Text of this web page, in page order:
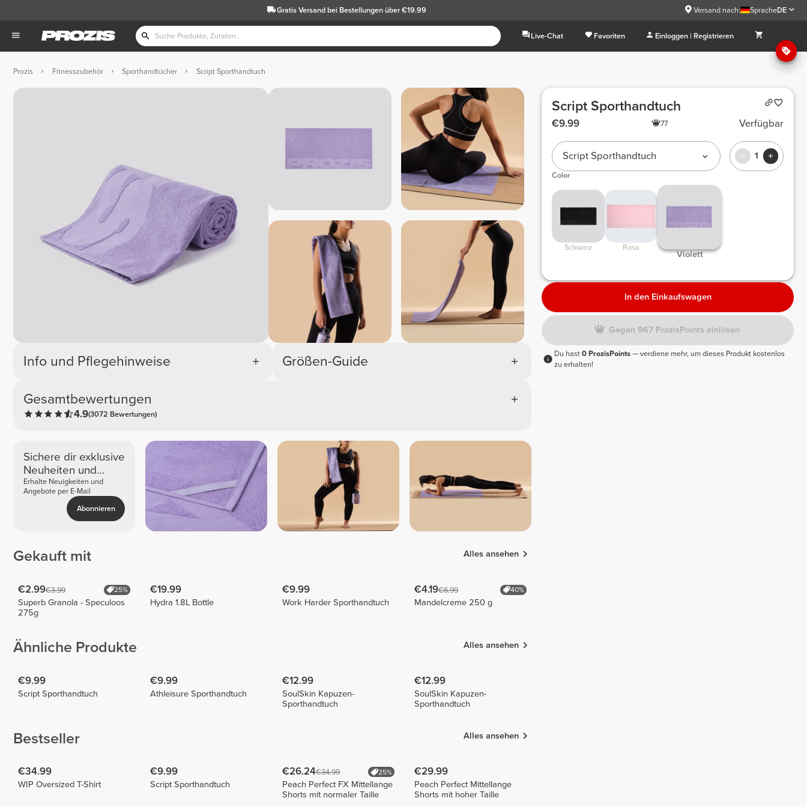
Gratis Versandbei Bestellungen über €19.99 Versand nach: SpracheDE
Live-Chat Favoriten Einloggen | Registrieren
Prozis Fitnesszubehör Sporthandtücher Script Sporthandtuch
Info und Pflegehinweise
Gesamtbewertungen
4.9(3072 Bewertungen)
Größen-Guide
Sichere dir exklusive
Neuheiten und
Angebote
Erhalte Neuigkeiten und
Angebote per E-Mail
Abonnieren
Gekauft mit Alles ansehen
€2.99€3.99 25%
Superb Granola - Speculoos
275g
€19.99
Hydra 1.8L Bottle
€9.99
Work Harder Sporthandtuch
€4.19€6.99 40%
Mandelcreme 250 g
Ähnliche Produkte Alles ansehen
€9.99
Script Sporthandtuch
€9.99
Athleisure Sporthandtuch
€12.99
SoulSkin Kapuzen-
Sporthandtuch
€12.99
SoulSkin Kapuzen-
Sporthandtuch
Bestseller Alles ansehen
€34.99
WIP Oversized T-Shirt
€9.99
Script Sporthandtuch
€26.24€34.99 25%
Peach Perfect FX Mittellange
Shorts mit normaler Taille
€29.99
Peach Perfect Mittellange
Shorts mit hoher Taille
Script Sporthandtuch
€9.99 77 Verfügbar
Script Sporthandtuch 1
Color
Schwarz Rosa
Violett
In den Einkaufswagen
Gegen 967 ProzisPoints einlösen
Du hast0 ProzisPoints— verdiene mehr, um dieses Produkt kostenlos
zu erhalten!